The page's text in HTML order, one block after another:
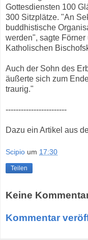
Gottesdiensten 100
300 Sitzplätze. "An
buddhistische
werden", sagte
Katholischen
Auch der Sohn des
äußerte sich zum
traurig."
------------------------
Dazu ein Artikel aus
Scipio um 17:30
Teilen
Keine
Kommentar